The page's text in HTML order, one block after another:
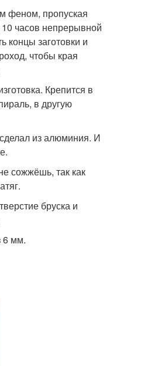
феном, пропуская
часов непрерывной
концы заготовки и
чтобы края
Крепится в
в другую
из алюминия. И
сожжёшь, так как
бруска и
6 мм.